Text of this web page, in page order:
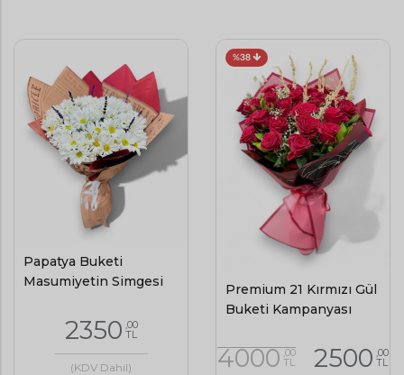
Papatya Buketi
Masumiyetin Simgesi
2350 ,00
TL
(KDV Dahil)
%38
Premium 21 Kırmızı Gül
Buketi Kampanyası
4000 ,00
TL 2500 ,00
TL